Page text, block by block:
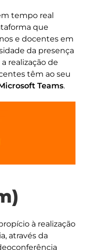
tempo real
que
e docentes em
da presença
realização de
têm ao seu
Teams.
à realização
através da